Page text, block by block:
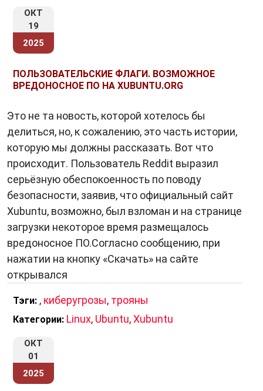
аномальной активности.
Будущее троянов: новые угрозы и
тенденции
Трояны становятся всё умнее. Уже сейчас
появляютсяИИ-ориентированные трояны
пользователя и обходить системы защиты.
Некоторые вредоносы используют нейросети
для маскировки под легитимные процессы, а
такжеdeepfake-технологиидля подделки
голоса и видео в фишинговых атаках.
Кроме того, развитиеинтернета вещей (IoT)
и подключённых устройств создаёт новые
векторы атак — трояны могут внедряться
даже в «умные» камеры, холодильники и
автомобили.
Заключение
Троян — это не просто вредоносная
который эволюционирует вместе с самим
интернетом. Его главная сила — не в
технической сложности, а в способности
ОКТ
19
2025
ПОЛЬЗОВАТЕЛЬСКИЕ ФЛАГИ. ВОЗМОЖНОЕ
ВРЕДОНОСНОЕ ПО НА XUBUNTU.ORG
Это не та новость, которой хотелось бы
делиться, но, к сожалению, это часть истории,
которую мы должны рассказать. Вот что
происходит. Пользователь Reddit выразил
серьёзную обеспокоенность по поводу
безопасности, заявив, что официальный сайт
Xubuntu, возможно, был взломан и на странице
загрузки некоторое время размещалось
вредоносное ПО.Согласно сообщению, при
нажатии на кнопку «Скачать» на сайте
открывался
Тэги: , киберугрозы, трояны
Категории: Linux, Ubuntu,Xubuntu
ОКТ
01
2025